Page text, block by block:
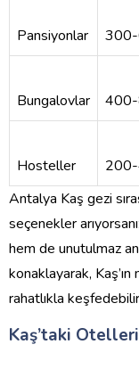
Pansiyonlar
Bungalovlar
Hosteller
Antalya Kaş gezi
seçenekler
hem de unutulmaz
konaklayarak,
rahatlıkla
Kaş’taki